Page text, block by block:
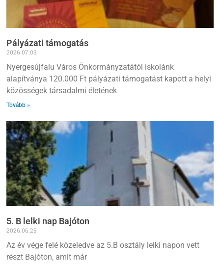
Pályázati támogatás
2026.07.03.
Nyergesújfalu Város Önkormányzatától iskolánk
alapítványa 120.000 Ft pályázati támogatást kapott a helyi
közösségek társadalmi életének
Tovább »
5. B lelki nap Bajóton
2026.06.25.
Az év vége felé közeledve az 5.B osztály lelki napon vett
részt Bajóton, amit már